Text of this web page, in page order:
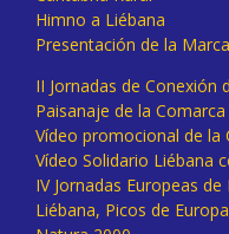
Himno a Liébana
Presentación de la
II Jornadas de
Paisanaje de la
Vídeo promocional de la
Vídeo Solidario Liébana
IV Jornadas Europeas
Liébana, Picos de